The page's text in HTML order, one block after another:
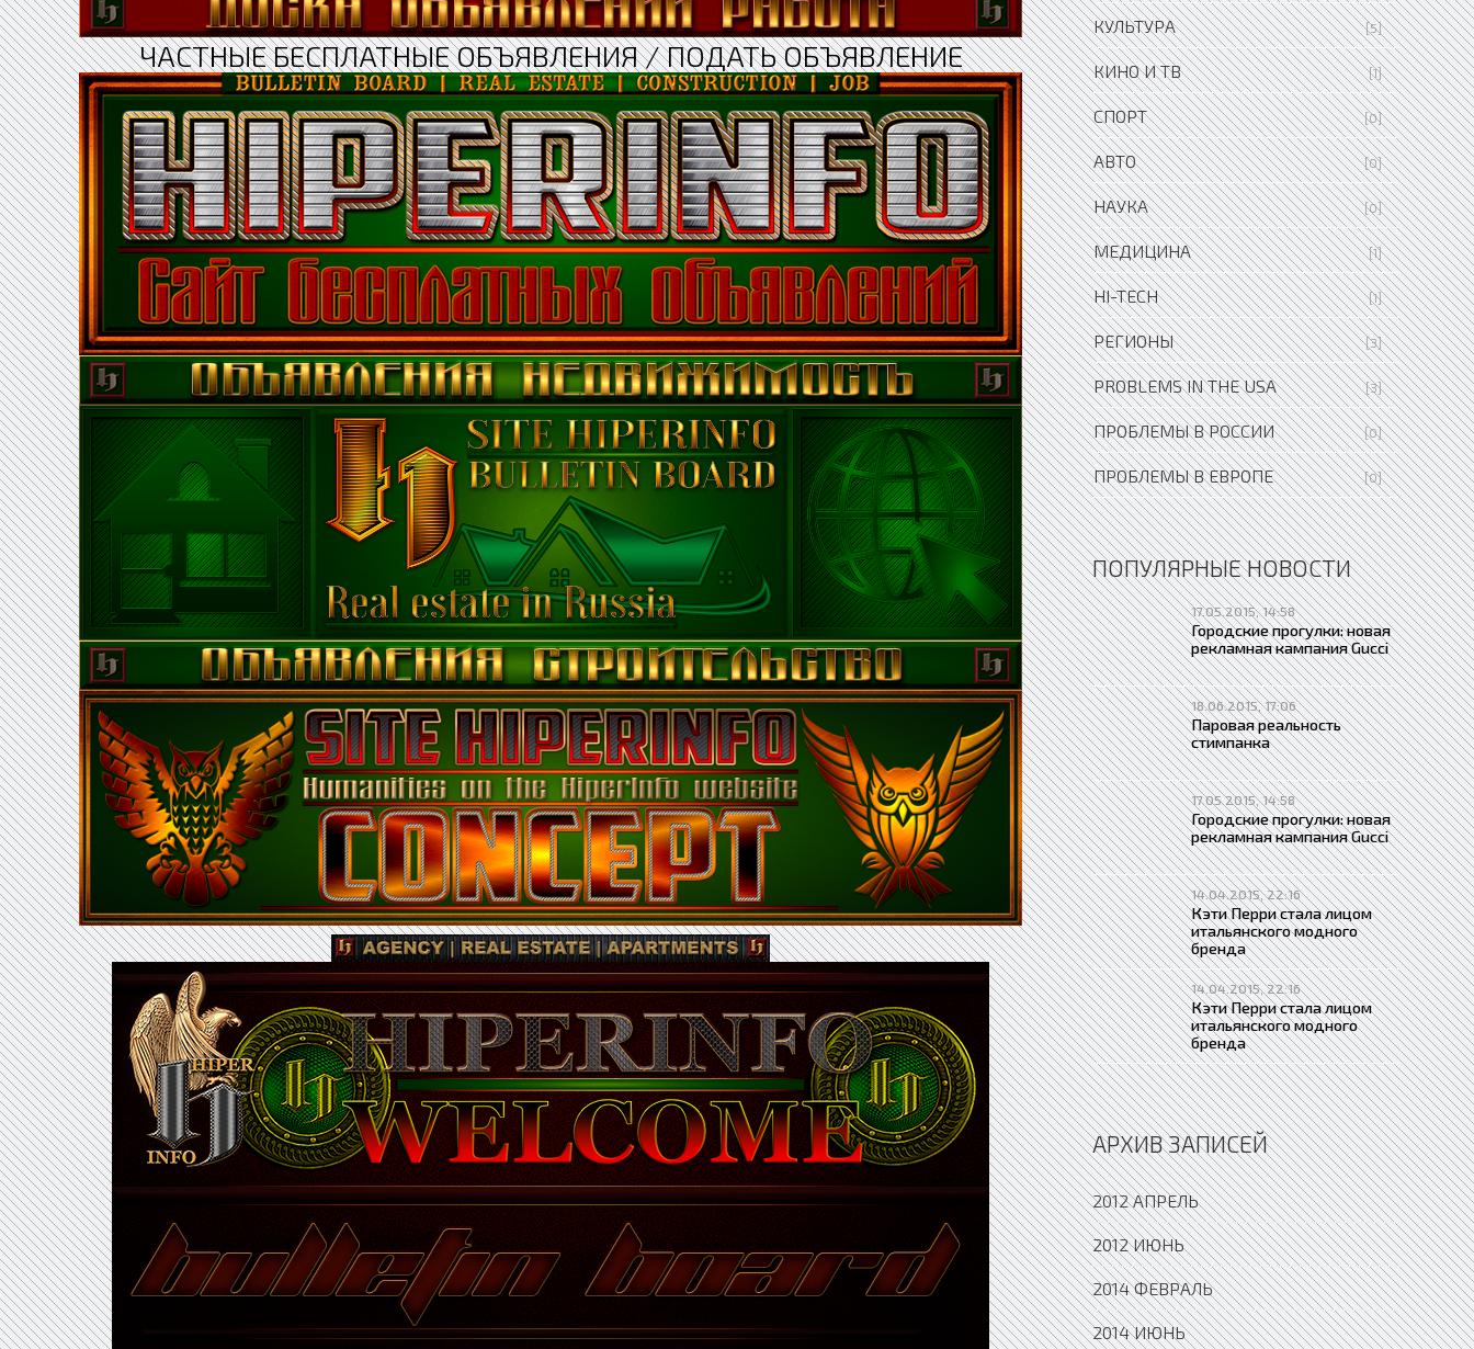
ЧАСТНЫЕ БЕСПЛАТНЫЕ ОБЪЯВЛЕНИЯ / ПОДАТЬ ОБЪЯВЛЕНИЕ
КУЛЬТУРА [5]
КИНО И ТВ [1]
СПОРТ [0]
АВТО [0]
НАУКА [0]
МЕДИЦИНА [1]
HI-TECH [1]
РЕГИОНЫ [3]
PROBLEMS IN THE USA [3]
ПРОБЛЕМЫ В РОССИИ [0]
ПРОБЛЕМЫ В ЕВРОПЕ [0]
ПОПУЛЯРНЫЕ НОВОСТИ
17.05.2015, 14:58
Городские прогулки: новая
рекламная кампания Gucci
18.06.2015, 17:06
Паровая реальность
стимпанка
17.05.2015, 14:58
Городские прогулки: новая
рекламная кампания Gucci
14.04.2015, 22:16
Кэти Перри стала лицом
итальянского модного
бренда
14.04.2015, 22:16
Кэти Перри стала лицом
итальянского модного
бренда
АРХИВ ЗАПИСЕЙ
2012 АПРЕЛЬ
2012 ИЮНЬ
2014 ФЕВРАЛЬ
2014 ИЮНЬ